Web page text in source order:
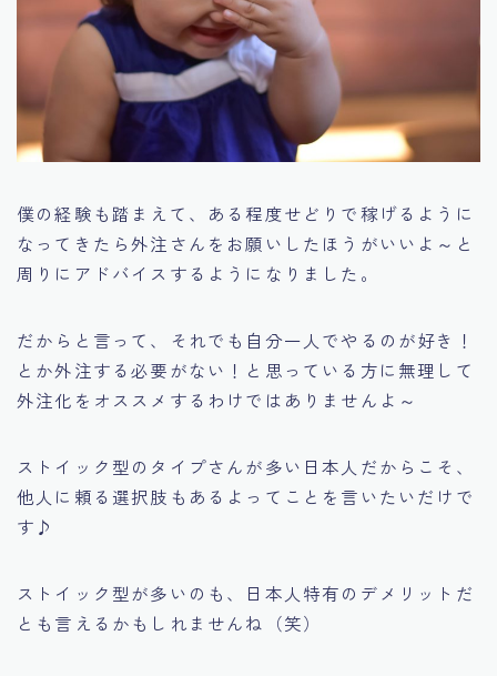
僕の経験も踏まえて、ある程度せどりで稼げるように
なってきたら外注さんをお願いしたほうがいいよ～と
周りにアドバイスするようになりました。
だからと言って、
それでも自分一人でやるのが好き！
とか外注する必要がない！ と思っている方に無理して
外注化をオススメするわけではありませんよ～
ストイック型のタイプさんが多い日本人だからこそ、
他人に頼る選択肢もあるよってことを言いたいだけで
す♪
ストイック型が多いのも、日本人特有のデメリットだ
とも言えるかもしれませんね（笑）